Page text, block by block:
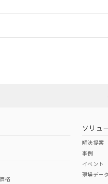
ダウンロードはこち
格
ソリュ
解決提案
事例
イベント
現場デー